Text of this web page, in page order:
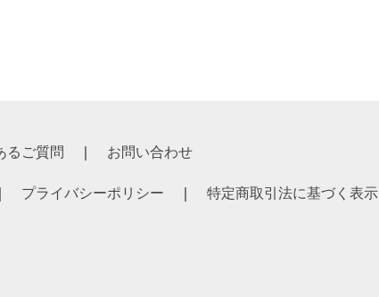
るご質問 お問い合わせ
プライバシーポリシー 特定商取引法に基づく表示